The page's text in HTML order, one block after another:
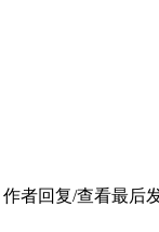
作者回复/查看最后